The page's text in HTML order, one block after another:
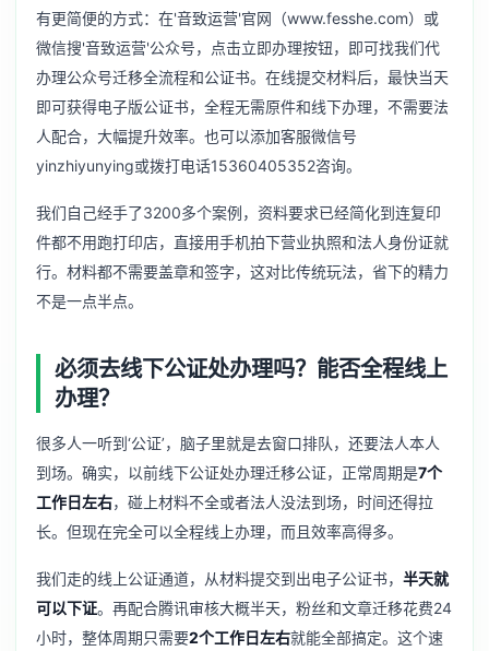
有更简便的方式：在'音致运营'官网（www.fesshe.com）或
微信搜'音致运营'公众号，点击立即办理按钮，即可找我们代
办理公众号迁移全流程和公证书。在线提交材料后，最快当天
即可获得电子版公证书，全程无需原件和线下办理，不需要法
人配合，大幅提升效率。也可以添加客服微信号
yinzhiyunying或拨打电话15360405352咨询。
我们自己经手了3200多个案例，资料要求已经简化到连复印
件都不用跑打印店，直接用手机拍下营业执照和法人身份证就
行。材料都不需要盖章和签字，这对比传统玩法，省下的精力
不是一点半点。
必须去线下公证处办理吗？能否全程线上
办理？
很多人一听到‘公证’，脑子里就是去窗口排队，还要法人本人
到场。确实，以前线下公证处办理迁移公证，正常周期是7个
工作日左右，碰上材料不全或者法人没法到场，时间还得拉
长。但现在完全可以全程线上办理，而且效率高得多。
我们走的线上公证通道，从材料提交到出电子公证书， 半天就
可以下证。再配合腾讯审核大概半天，粉丝和文章迁移花费24
小时，整体周期只需要2个工作日左右就能全部搞定。这个速